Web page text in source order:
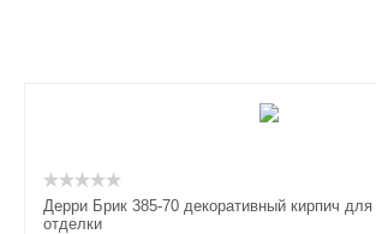
Дерри Брик 385-70 декоративный кирпич для
отделки